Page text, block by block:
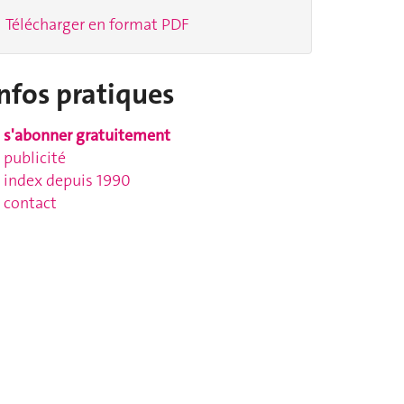
Télécharger en format PDF
pratiques
s'abonner gratuitement
publicité
index depuis 1990
contact